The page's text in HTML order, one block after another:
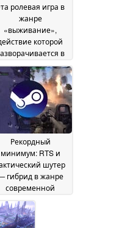
ролевая игра в
жанре
«выживание»,
которой
в
мире
получила
% положительных
отзывов, в
настоящее время
в Steam со
50 %18 June
2026
Рекордный
минимум: RTS и
шутер
гибрид в жанре
современной
военной тематики
в Steam
4 долларов